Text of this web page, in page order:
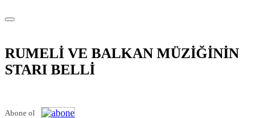
RUMELİ VE BALKAN MÜZİĞİNİN
STARI BELLİ
Abone ol